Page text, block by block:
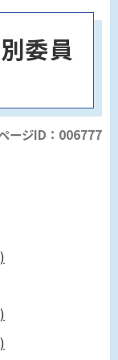
委員
ージID：006777